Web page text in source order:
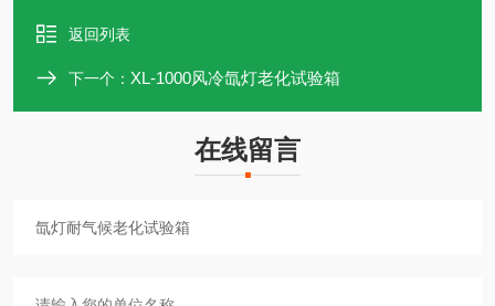
返回列表
下一个： XL-1000风冷氙灯老化试验箱
在线留言